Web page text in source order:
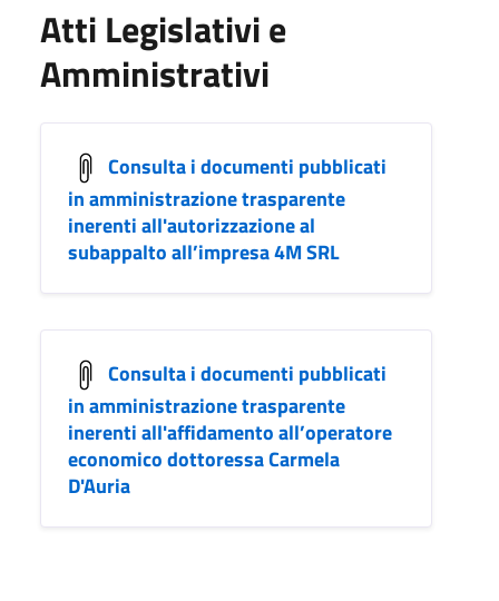
Atti Legislativi e
Amministrativi
Consulta i documenti pubblicati
in amministrazione trasparente
inerenti all'autorizzazione al
subappalto all’impresa 4M SRL
Consulta i documenti pubblicati
in amministrazione trasparente
inerenti all'affidamento all’operatore
economico dottoressa Carmela
D'Auria